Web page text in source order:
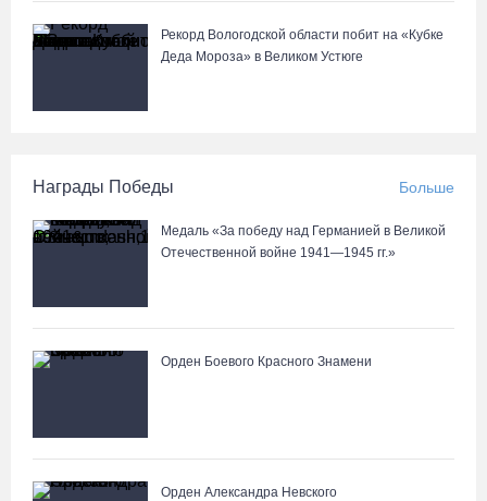
Рекорд Вологодской области побит на «Кубке
Деда Мороза» в Великом Устюге
Награды Победы Больше
Медаль «За победу над Германией в Великой
Отечественной войне 1941—1945 гг.»
Орден Боевого Красного Знамени
Орден Александра Невского